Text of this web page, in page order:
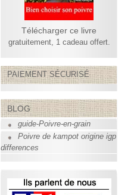
Télécharger ce livre
gratuitement, 1 cadeau offert.
PAIEMENT SÉCURISÉ
BLOG
guide-Poivre-en-grain
Poivre de kampot origine igp
differences